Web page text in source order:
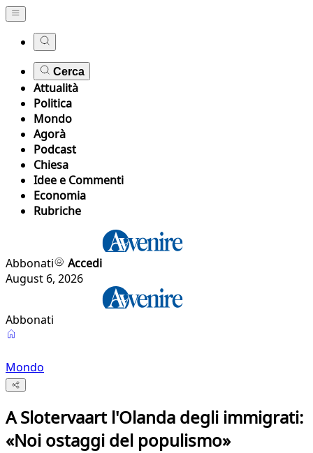
Cerca
Attualità
Politica
Mondo
Agorà
Podcast
Chiesa
Idee e Commenti
Economia
Rubriche
Abbonati
Accedi
August 6, 2026
Abbonati
Mondo
A Slotervaart l'Olanda degli immigrati:
«Noi ostaggi del populismo»